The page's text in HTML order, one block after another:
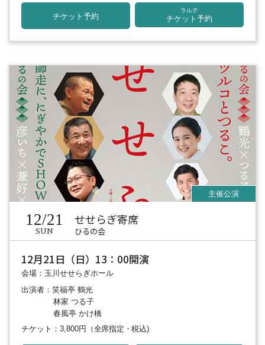
チケット予約
ラルテ
チケット予約
12/21
SUN
せせらぎ寄席
ひるの会
12月21日（日）13：00開演
会場：玉川せせらぎホール
出演者：笑福亭 鶴光
林家 つる子
春風亭 かけ橋
チケット：3,800円
（全席指定・税込)